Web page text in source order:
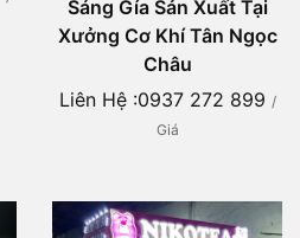
Sáng Gía Sản Xuất Tại
Xưởng Cơ Khí Tân Ngọc
Châu
Liên Hệ :0937 272 899 /
Giá